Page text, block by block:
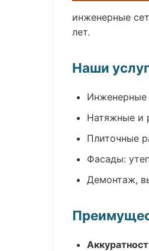
инженерные
лет.
Наши
Инженерные
Натяжные и
Плиточные
Фасады:
Демонтаж,